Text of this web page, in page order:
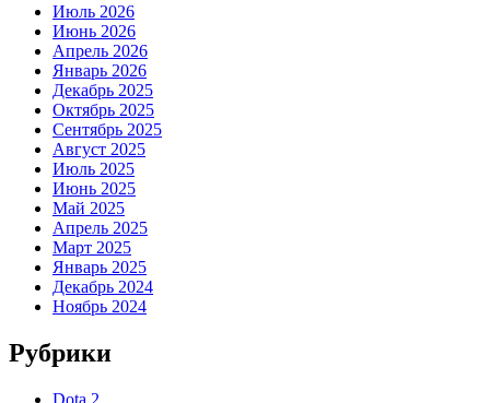
Июль 2026
Июнь 2026
Апрель 2026
Январь 2026
Декабрь 2025
Октябрь 2025
Сентябрь 2025
Август 2025
Июль 2025
Июнь 2025
Май 2025
Апрель 2025
Март 2025
Январь 2025
Декабрь 2024
Ноябрь 2024
Рубрики
Dota 2